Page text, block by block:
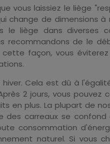
vous laissiez le liège
change de dimensions
le liège dans diverses
recommandons de le
cette façon, vous
Cela est dû à
2 jours, vous pouvez
en plus. La plupart de
des carreaux se
consommation
naturel. Si vous